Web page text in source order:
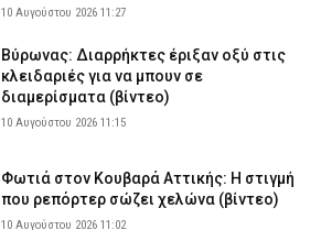
10 Αυγούστου 2026 11:27
Βύρωνας: Διαρρήκτες έριξαν οξύ στις
κλειδαριές για να μπουν σε
διαμερίσματα (βίντεο)
10 Αυγούστου 2026 11:15
Φωτιά στον Κουβαρά Αττικής: Η στιγμή
που ρεπόρτερ σώζει χελώνα (βίντεο)
10 Αυγούστου 2026 11:02